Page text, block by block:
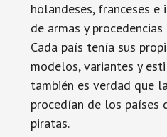
holandeses, franceses e
de armas y
Cada país tenía sus
modelos, variantes y
también es verdad que
procedían de los países
piratas.